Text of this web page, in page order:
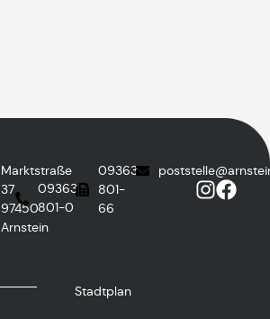
Marktstraße
37
97450
Arnstein
09363
801-0
09363
801-
66
Stadtplan